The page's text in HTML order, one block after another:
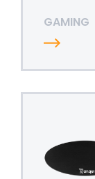
GAMING